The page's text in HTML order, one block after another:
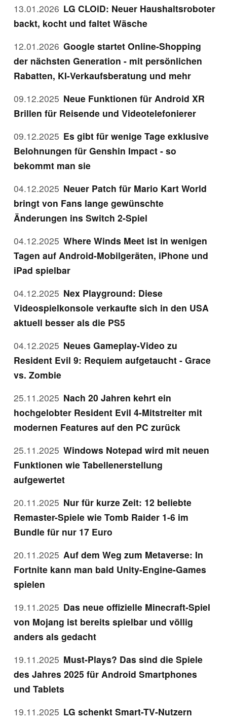
13.01.2026 LG CLOiD: Neuer Haushaltsroboter
backt, kocht und faltet Wäsche
12.01.2026 Google startet Online-Shopping
der nächsten Generation - mit persönlichen
Rabatten, KI-Verkaufsberatung und mehr
09.12.2025 Neue Funktionen für Android XR
Brillen für Reisende und Videotelefonierer
09.12.2025 Es gibt für wenige Tage exklusive
Belohnungen für Genshin Impact - so
bekommt man sie
04.12.2025 Neuer Patch für Mario Kart World
bringt von Fans lange gewünschte
Änderungen ins Switch 2-Spiel
04.12.2025 Where Winds Meet ist in wenigen
Tagen auf Android-Mobilgeräten, iPhone und
iPad spielbar
04.12.2025 Nex Playground: Diese
Videospielkonsole verkaufte sich in den USA
aktuell besser als die PS5
04.12.2025 Neues Gameplay-Video zu
Resident Evil 9: Requiem aufgetaucht - Grace
vs. Zombie
25.11.2025 Nach 20 Jahren kehrt ein
hochgelobter Resident Evil 4-Mitstreiter mit
modernen Features auf den PC zurück
25.11.2025 Windows Notepad wird mit neuen
Funktionen wie Tabellenerstellung
aufgewertet
20.11.2025 Nur für kurze Zeit: 12 beliebte
Remaster-Spiele wie Tomb Raider 1-6 im
Bundle für nur 17 Euro
20.11.2025 Auf dem Weg zum Metaverse: In
Fortnite kann man bald Unity-Engine-Games
spielen
19.11.2025 Das neue offizielle Minecraft-Spiel
von Mojang ist bereits spielbar und völlig
anders als gedacht
19.11.2025 Must-Plays? Das sind die Spiele
des Jahres 2025 für Android Smartphones
und Tablets
19.11.2025 LG schenkt Smart-TV-Nutzern